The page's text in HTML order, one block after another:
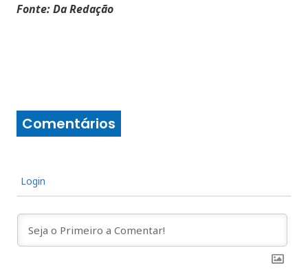
Fonte: Da Redação
Comentários
Login